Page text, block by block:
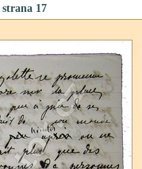
strana 17